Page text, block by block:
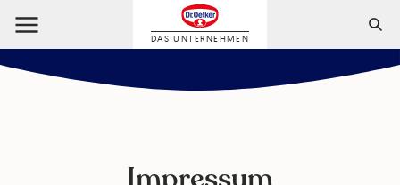
DAS UNTERNEHMEN